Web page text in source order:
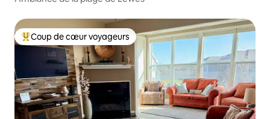
Coups de cœur voyageurs les plus appréciés
Coup de cœur voyageurs